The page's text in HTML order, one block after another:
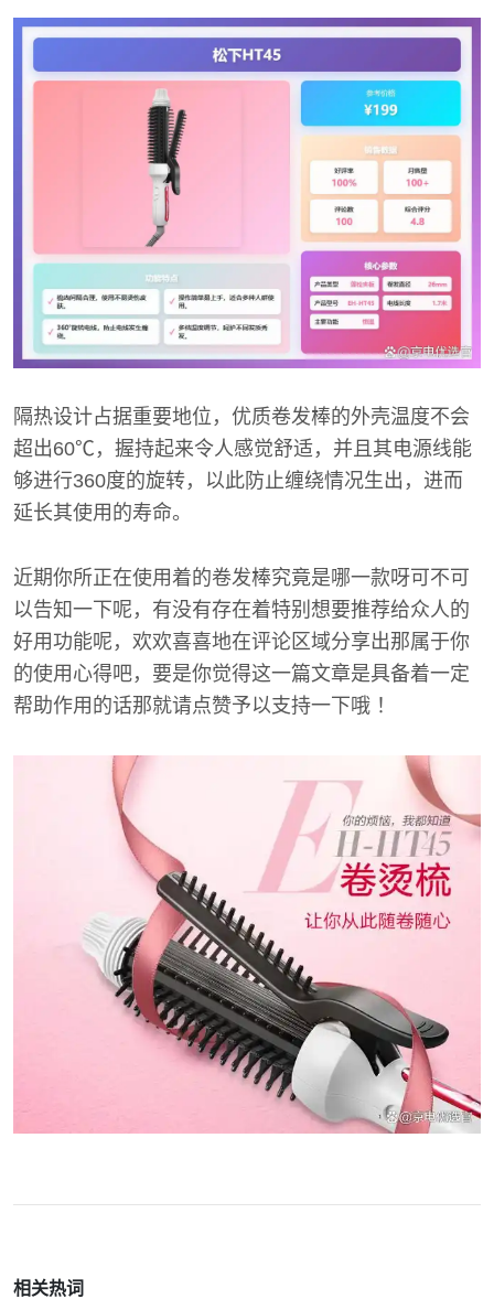
隔热设计占据重要地位，优质卷发棒的外壳温度不会
超出60℃，握持起来令人感觉舒适，并且其电源线能
够进行360度的旋转，以此防止缠绕情况生出，进而
延长其使用的寿命。
近期你所正在使用着的卷发棒究竟是哪一款呀可不可
以告知一下呢，有没有存在着特别想要推荐给众人的
好用功能呢，欢欢喜喜地在评论区域分享出那属于你
的使用心得吧，要是你觉得这一篇文章是具备着一定
帮助作用的话那就请点赞予以支持一下哦 ！
相关热词